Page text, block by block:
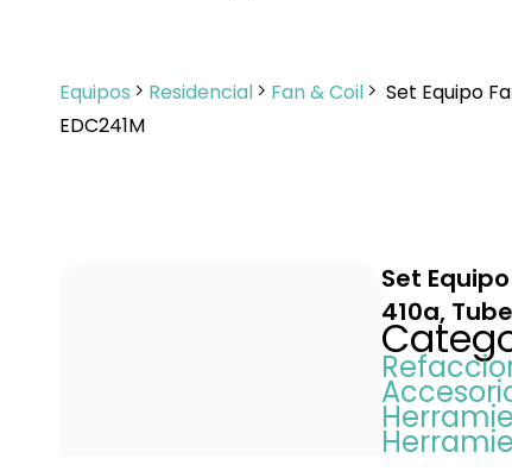
Equipos Residencial Fan & Coil
Set Equipo
EDC241M
Set
410a,